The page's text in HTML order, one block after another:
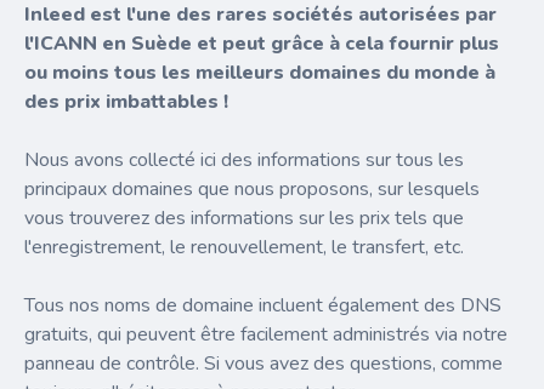
Inleed est l'une des rares sociétés autorisées par
l'ICANN en Suède et peut grâce à cela fournir plus
ou moins tous les meilleurs domaines du monde à
des prix imbattables !
Nous avons collecté ici des informations sur tous les
principaux domaines que nous proposons, sur lesquels
vous trouverez des informations sur les prix tels que
l'enregistrement, le renouvellement, le transfert, etc.
Tous nos noms de domaine incluent également des DNS
gratuits, qui peuvent être facilement administrés via notre
panneau de contrôle. Si vous avez des questions, comme